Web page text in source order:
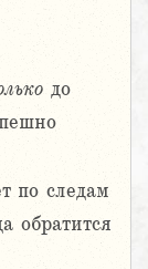
до
по следам
обратится